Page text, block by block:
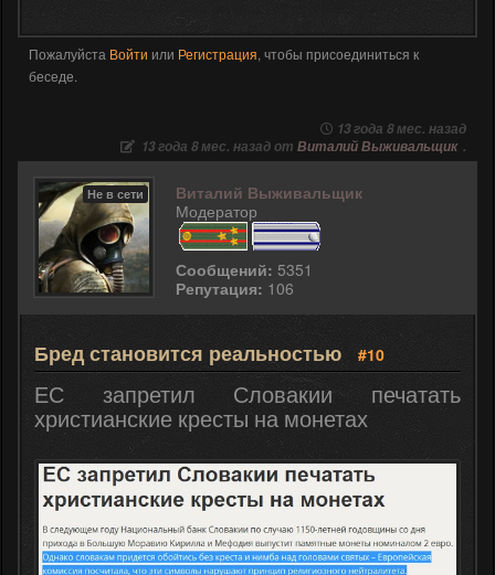
Пожалуйста Войти или Регистрация, чтобы присоединиться к
беседе.
13 года 8 мес. назад
13 года 8 мес. назад от Виталий Выживальщик .
Не в сети
Виталий Выживальщик
Модератор
Сообщений: 5351
Репутация: 106
Бред становится реальностью #10
ЕС запретил Словакии печатать
христианские кресты на монетах